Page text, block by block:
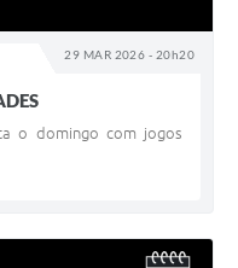
29 MAR 2026 - 20h20
o domingo com jogos